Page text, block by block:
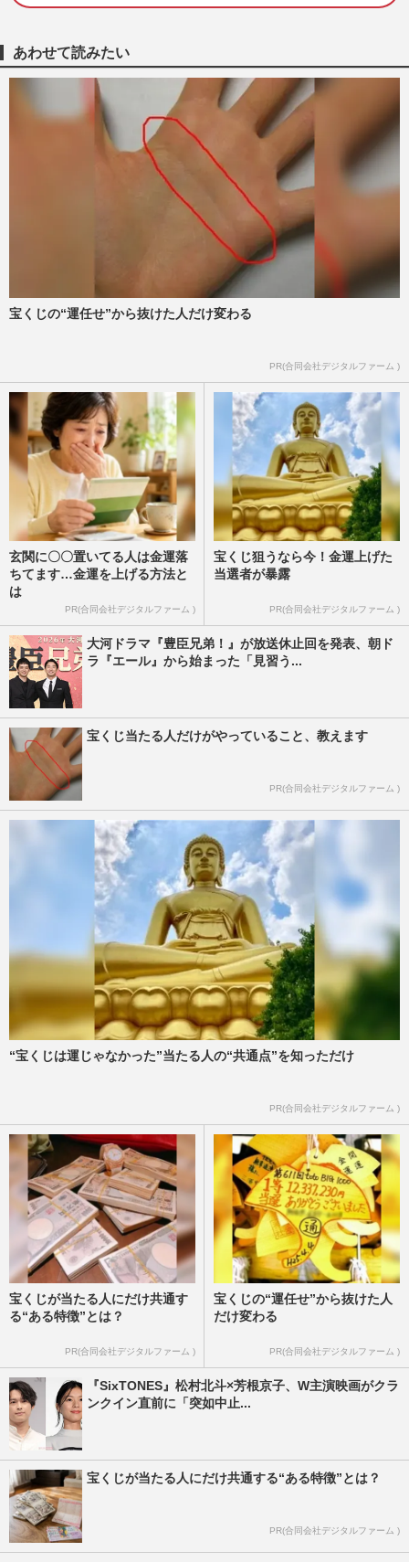
言！生活改善で『防げる・遅らせる』時代
へ、おすすめの《6つのメ…
週刊女性2026年6月30日号
タレント・矢部美穂さん、76歳の母が認知
症で「60個のシューマイ完食」「5分おき
の電話」明かした“介護の…
週刊女性2026年6月23日号
《親が75歳を過ぎたら要注意》認知症によ
る口座凍結・実家の売却不可…FPが教え
る絶対に備えるべき“5つの…
週刊女性2026年6月2日号
78歳・蛭子能収の現在…認知症公表から6
の“絆”に「お元気そうで何…
週刊女性PRIME 2026/4/24
あわせて読みたい
宝くじの“運任せ”から抜けた人だけ変わる
PR(合同会社デジタルファーム )
玄関に〇〇置いてる人は金運落
ちてます…金運を上げる方法と
は
PR(合同会社デジタルファーム )
宝くじ狙うなら今！金運上げた
当選者が暴露
PR(合同会社デジタルファーム )
大河ドラマ『豊臣兄弟！』が放送休止回を発表、朝ド
ラ『エール』から始まった「見習う...
宝くじ当たる人だけがやっていること、教えます
PR(合同会社デジタルファーム )
“宝くじは運じゃなかった”当たる人の“共通点”を知っただけ
PR(合同会社デジタルファーム )
宝くじが当たる人にだけ共通す
る“ある特徴”とは？
PR(合同会社デジタルファーム )
宝くじの“運任せ”から抜けた人
だけ変わる
PR(合同会社デジタルファーム )
『SixTONES』松村北斗×芳根京子、W主演映画がクラ
ンクイン直前に「突如中止...
宝くじが当たる人にだけ共通する“ある特徴”とは？
PR(合同会社デジタルファーム )